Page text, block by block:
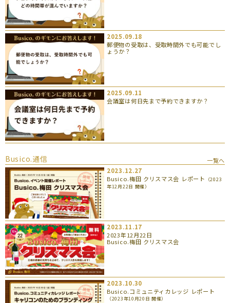
2025.09.18
郵便物の受取は、受取時間外でも可能でし
ょうか？
2025.09.11
会議室は何日先まで予約できますか？
Busico.通信
一覧へ
2023.12.27
Busico.梅田 クリスマス会 レポート
（2023
年12月22日 開催）
2023.11.17
2023年12月22日
Busico.梅田 クリスマス会
2023.10.30
Busico.コミュニティカレッジ レポート
（2023年10月20日 開催）